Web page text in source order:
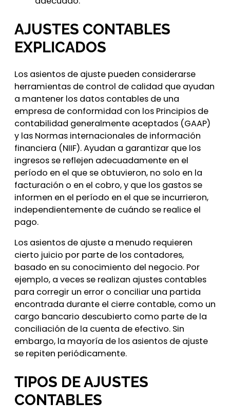
AJUSTES CONTABLES
EXPLICADOS
Los asientos de ajuste pueden considerarse
herramientas de control de calidad que ayudan
a mantener los datos contables de una
empresa de conformidad con los Principios de
contabilidad generalmente aceptados (GAAP)
y las Normas internacionales de información
financiera (NIIF). Ayudan a garantizar que los
ingresos se reflejen adecuadamente en el
período en el que se obtuvieron, no solo en la
facturación o en el cobro, y que los gastos se
informen en el período en el que se incurrieron,
independientemente de cuándo se realice el
pago.
Los asientos de ajuste a menudo requieren
cierto juicio por parte de los contadores,
basado en su conocimiento del negocio. Por
ejemplo, a veces se realizan ajustes contables
para corregir un error o conciliar una partida
encontrada durante el cierre contable, como un
cargo bancario descubierto como parte de la
conciliación de la cuenta de efectivo. Sin
embargo, la mayoría de los asientos de ajuste
se repiten periódicamente.
TIPOS DE AJUSTES
CONTABLES